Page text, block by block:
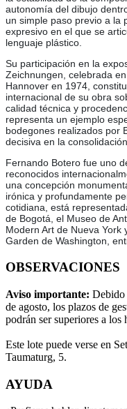
autonomía del dibujo
un simple paso previo a la
expresivo en el que se
lenguaje plástico.
Su participación en la
Zeichnungen, celebrada
Hannover en 1974,
internacional de su obra
calidad técnica y
representa un ejemplo
bodegones realizados por
decisiva en la
Fernando Botero fue uno
reconocidos
una concepción
irónica y profundamente
cotidiana, está
de Bogotá, el Museo de
Modern Art de Nueva
Garden de Washington,
OBSERVACIONES
Aviso importante: Debido
de agosto, los plazos de
podrán ser superiores a
Este lote puede verse en
Taumaturg, 5.
AYUDA